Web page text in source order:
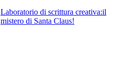
Laboratorio di scrittura creativa:il
mistero di Santa Claus!